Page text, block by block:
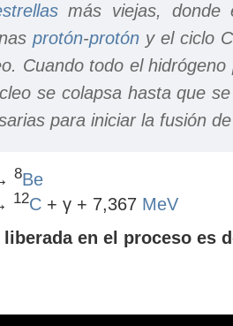
más viejas, donde
protón-protóny el ciclo
Cuando todo el
se colapsa hasta que
para iniciar la fusión
8Be
12C + γ + 7,367 MeV
en el proceso es